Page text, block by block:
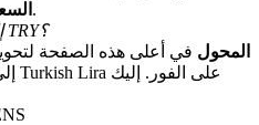
على مدار العام الماضي.
كيف يمكن تحويل ENS إلى TRY؟
ENS إلى TRY المحول في أعلى هذه الصفحة